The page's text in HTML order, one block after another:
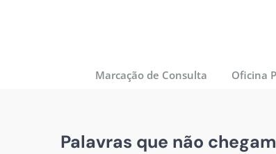
Marcação de Consulta Oficina
Palavras que não